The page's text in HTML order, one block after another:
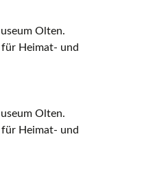
Olten.
Heimat- und
Olten.
Heimat- und